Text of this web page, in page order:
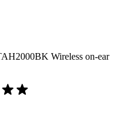
Wireless on-ear